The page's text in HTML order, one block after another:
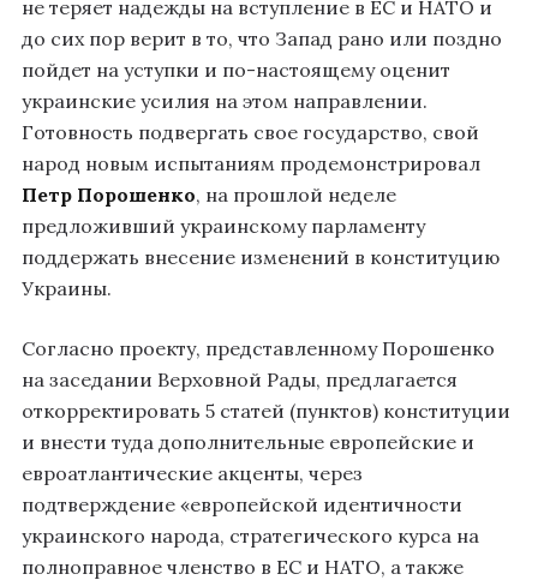
не теряет надежды на вступление в ЕС и НАТО и
до сих пор верит в то, что Запад рано или поздно
пойдет на уступки и по-настоящему оценит
украинские усилия на этом направлении.
Готовность подвергать свое государство, свой
народ новым испытаниям продемонстрировал
Петр Порошенко, на прошлой неделе
предложивший украинскому парламенту
поддержать внесение изменений в конституцию
Украины.
Согласно проекту, представленному Порошенко
на заседании Верховной Рады, предлагается
откорректировать 5 статей (пунктов) конституции
и внести туда дополнительные европейские и
евроатлантические акценты, через
подтверждение «европейской идентичности
украинского народа, стратегического курса на
полноправное членство в ЕС и НАТО, а также